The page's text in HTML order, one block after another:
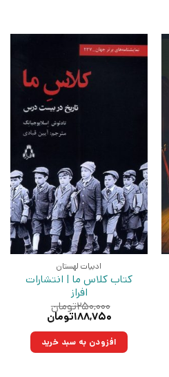
ادبیات لهستان
کتاب کلاس ما | انتشارات
افراز
۲۵۰,۰۰۰تومان
قیمت
۲۵۰,۰۰۰تومان
بود.
۱۸۸,۷۵۰تومان
۱۸۸,۷۵۰تومان.افزودن به سبد خرید